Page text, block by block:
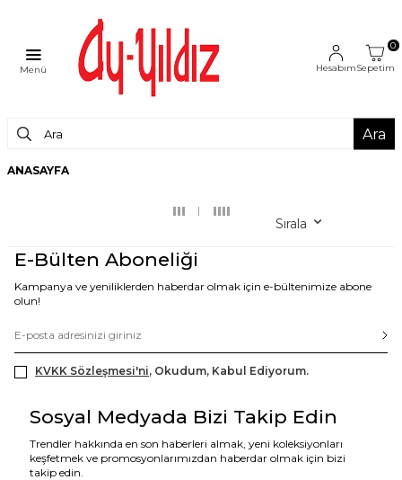
Menü Hesabım
0
Sepetim
Ara
ANASAYFA
Sırala
E-Bülten Aboneliği
Kampanya ve yeniliklerden haberdar olmak için e-bültenimize abone
olun!
KVKK Sözleşmesi'ni, Okudum, Kabul Ediyorum.
Sosyal Medyada Bizi Takip Edin
Trendler hakkında en son haberleri almak, yeni koleksiyonları
keşfetmek ve promosyonlarımızdan haberdar olmak için bizi
takip edin.